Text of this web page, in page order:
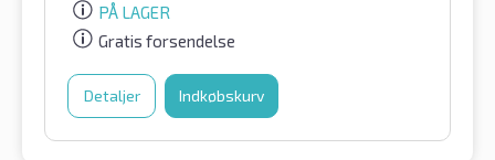
PÅ LAGER
Gratis forsendelse
Detaljer Indkøbskurv